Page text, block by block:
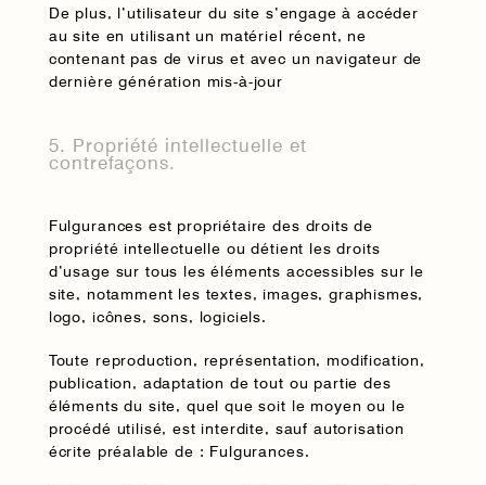
De plus, l’utilisateur du site s’engage à accéder
au site en utilisant un matériel récent, ne
contenant pas de virus et avec un navigateur de
dernière génération mis-à-jour
5. Propriété intellectuelle et
contrefaçons.
Fulgurances est propriétaire des droits de
propriété intellectuelle ou détient les droits
d’usage sur tous les éléments accessibles sur le
site, notamment les textes, images, graphismes,
logo, icônes, sons, logiciels.
Toute reproduction, représentation, modification,
publication, adaptation de tout ou partie des
éléments du site, quel que soit le moyen ou le
procédé utilisé, est interdite, sauf autorisation
écrite préalable de : Fulgurances.